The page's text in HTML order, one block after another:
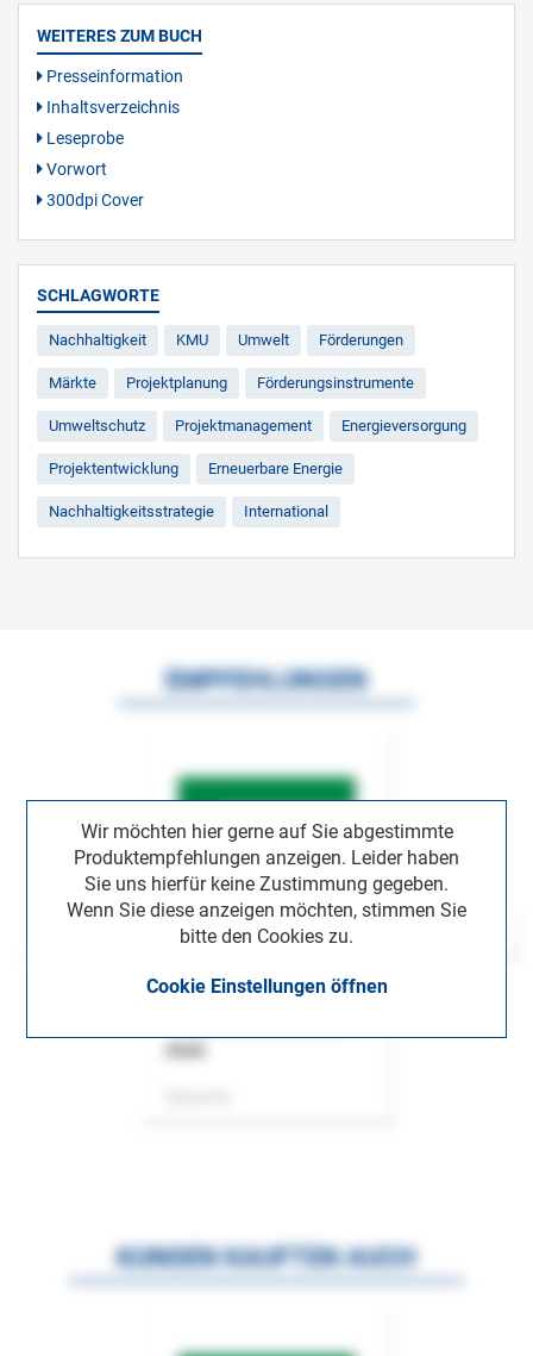
WEITERES ZUM BUCH
Presseinformation
Inhaltsverzeichnis
Leseprobe
Vorwort
300dpi Cover
SCHLAGWORTE
Nachhaltigkeit KMU Umwelt Förderungen
Märkte Projektplanung Förderungsinstrumente
Umweltschutz Projektmanagement Energieversorgung
Projektentwicklung Erneuerbare Energie
Nachhaltigkeitsstrategie International
Wir möchten hier gerne auf Sie abgestimmte
Produktempfehlungen anzeigen. Leider haben
Sie uns hierfür keine Zustimmung gegeben.
Wenn Sie diese anzeigen möchten, stimmen Sie
bitte den Cookies zu.
Cookie Einstellungen öffnen
EMPFEHLUNGEN
KUNDEN KAUFTEN AUCH